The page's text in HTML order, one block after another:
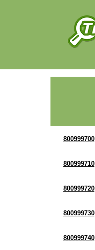
800999700
800999710
800999720
800999730
800999740